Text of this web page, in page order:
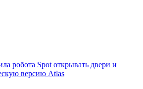
робота Spot открывать двери и
версию Atlas